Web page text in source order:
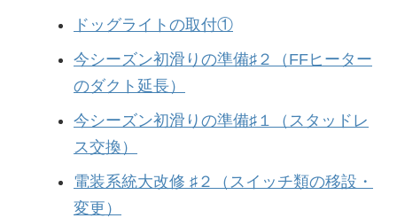
ドッグライトの取付①
今シーズン初滑りの準備♯２（FFヒーター
のダクト延長）
今シーズン初滑りの準備♯１（スタッドレ
ス交換）
電装系統大改修 ♯２（スイッチ類の移設・
変更）